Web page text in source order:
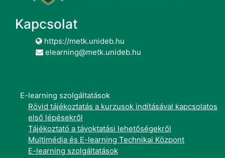
Kapcsolat
https://metk.unideb.hu
elearning@metk.unideb.hu
E-learning szolgáltatások
Rövid tájékoztatás a kurzusok indításával kapcsolatos
első lépésekről
Tájékoztató a távoktatási lehetőségekről
Multimédia és E-learning Technikai Központ
E-learning szolgáltatások